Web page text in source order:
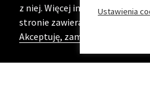
z niej. Więcej informacji na ten
stronie zawierającej naszą
Akceptuję, zamknij komunikat
Ustawienia